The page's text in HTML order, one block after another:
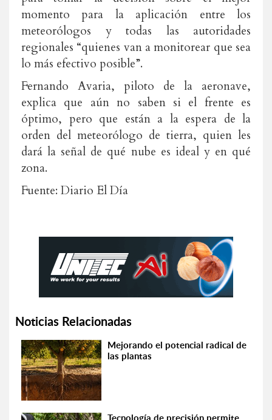
momento para la aplicación entre los
meteorólogos y todas las autoridades
regionales “quienes van a monitorear que sea
lo más efectivo posible”.
Fernando Avaria, piloto de la aeronave,
explica que aún no saben si el frente es
óptimo, pero que están a la espera de la
orden del meteorólogo de tierra, quien les
dará la señal de qué nube es ideal y en qué
zona.
Fuente: Diario El Día
Noticias Relacionadas
Mejorando el potencial radical de
las plantas